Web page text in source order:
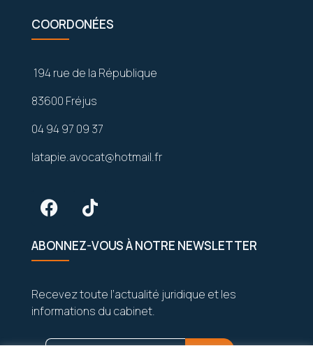
COORDONÉES
194 rue de la République
83600 Fréjus
04 94 97 09 37
latapie.avocat@hotmail.fr
ABONNEZ-VOUS À NOTRE NEWSLETTER
Recevez toute l’actualité juridique et les
informations du cabinet.